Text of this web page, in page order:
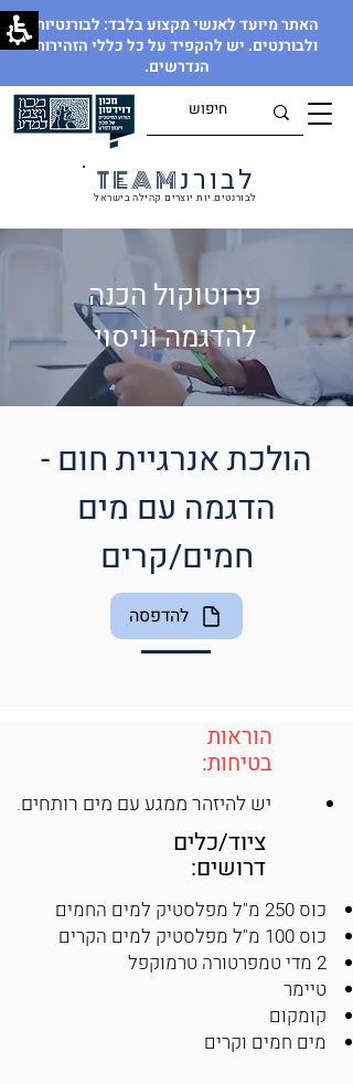
האתר מיועד לאנשי מקצוע בלבד: לבורנטיות
ולבורנטים. יש להקפיד על כל כללי הזהירות
הנדרשים.
לבורנTEAM
לבורנטים.יות יוצרים קהילה בישראל
פרוטוקול הכנה
להדגמה וניסוי
הולכת אנרגיית חום -
הדגמה עם מים
חמים/קרים
להדפסה
הוראות
בטיחות:
יש להיזהר ממגע עם מים רותחים.
ציוד/כלים
דרושים:
כוס 250 מ"ל מפלסטיק למים החמים
כוס 100 מ"ל מפלסטיק למים הקרים
טיימר
קומקום
מים חמים וקרים